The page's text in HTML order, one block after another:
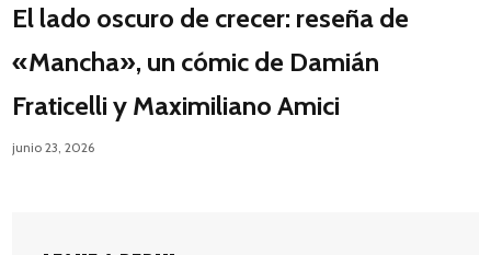
El lado oscuro de crecer: reseña de
«Mancha», un cómic de Damián
Fraticelli y Maximiliano Amici
junio 23, 2026